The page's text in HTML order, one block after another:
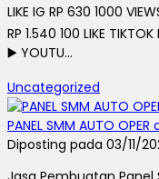
LIKE IG RP 630 1000
RP 1.540 100 LIKE
▶️ YOUTU...
Uncategorized
PANEL SMM AUTO
Diposting pada 03/11/